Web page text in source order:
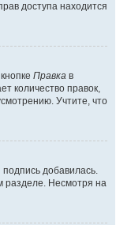
доступа находится
Правка в
количество правок,
Учтите, что
добавилась.
разделе. Несмотря на